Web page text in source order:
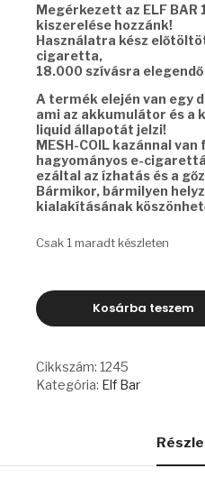
14990 Ft.
Megérkezett az ELF BAR
kiszerelése hozzánk!
Használatra kész
cigaretta,
18.000 szívásra
A termék elején van egy
ami az akkumulátor és a
liquid állapotát jelzi!
MESH-COIL kazánnal
hagyományos e-
ezáltal az ízhatás és a
Bármikor, bármilyen
kialakításának
Csak 1 maradt készleten
ELF
BAR
FS18000
GRAPE
CHERRY
mennyiség
Kosárba teszem
Cikkszám: 1245
Kategória: Elf Bar